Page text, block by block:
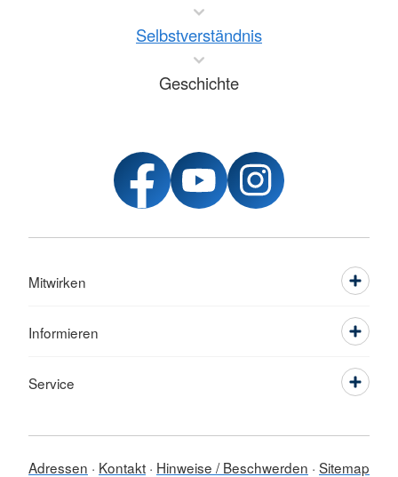
Selbstverständnis
Geschichte
Mitwirken
Informieren
Service
Adressen Kontakt Hinweise / Beschwerden Sitemap